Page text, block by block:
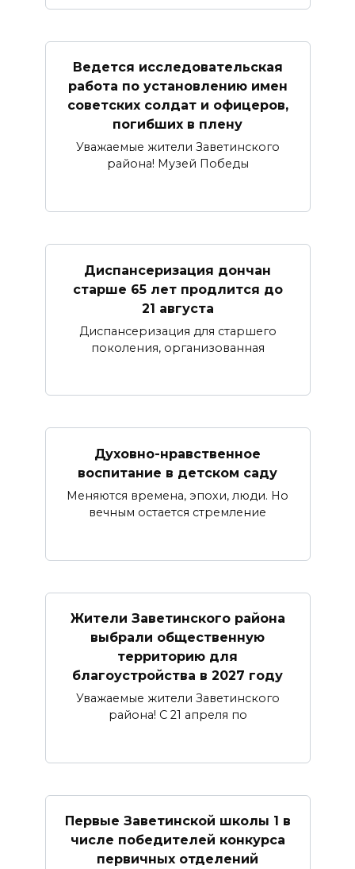
Ведется исследовательская
работа по установлению имен
советских солдат и офицеров,
погибших в плену
Уважаемые жители Заветинского
района! Музей Победы
Диспансеризация дончан
старше 65 лет продлится до
21 августа
Диспансеризация для старшего
поколения, организованная
Духовно-нравственное
воспитание в детском саду
Меняются времена, эпохи, люди. Но
вечным остается стремление
Жители Заветинского района
выбрали общественную
территорию для
благоустройства в 2027 году
Уважаемые жители Заветинского
района! С 21 апреля по
Первые Заветинской школы 1 в
числе победителей конкурса
первичных отделений